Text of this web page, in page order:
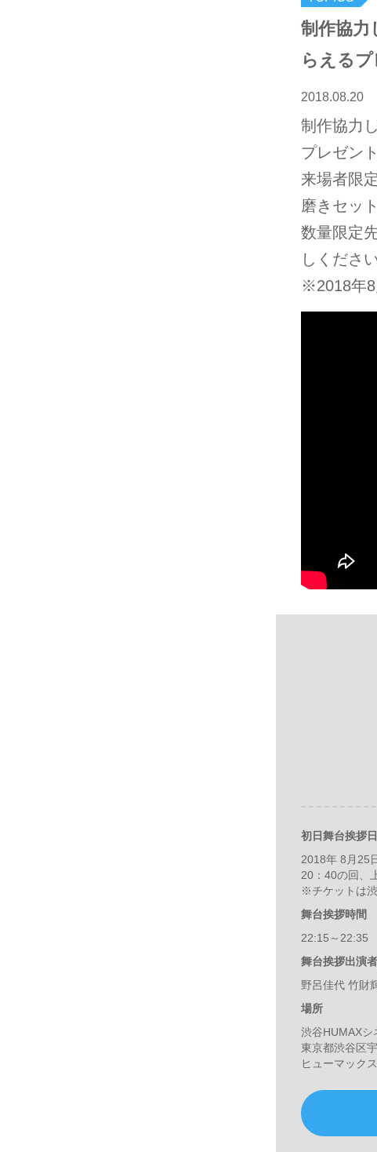
制作協力
らえる
2018.08.20
制作協力
プレゼン
来場者限
磨きセッ
数量限定
しくださ
※2018年8
初日舞台挨拶
2018年 8月25
20：40の回、
※チケットは
舞台挨拶時間
22:15～22:35
舞台挨拶出演
野呂佳代 竹財
場所
渋谷HUMAXシ
東京都渋谷区
ヒューマック